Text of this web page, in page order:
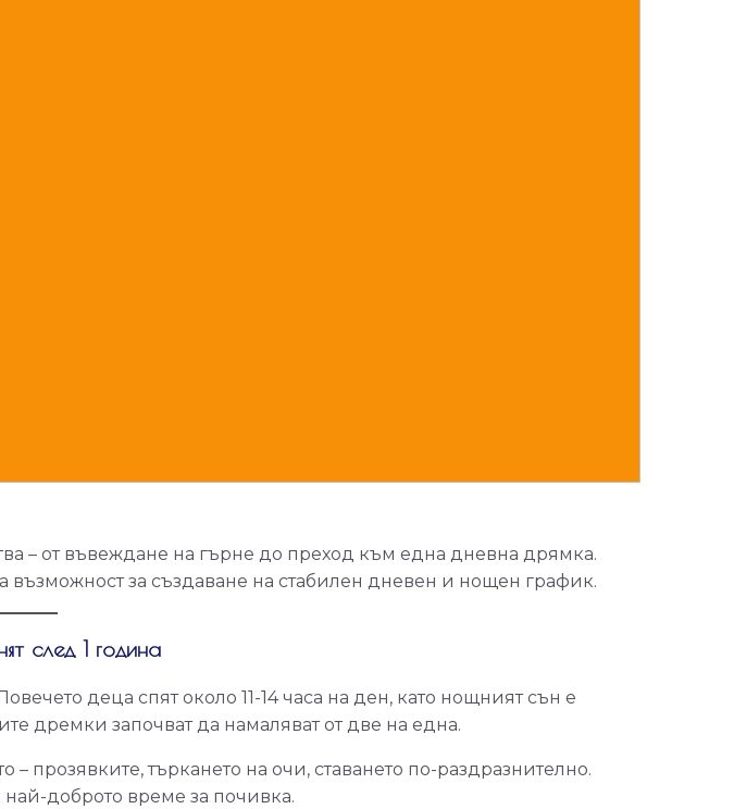
– от въвеждане на гърне до преход към една дневна дрямка.
за създаване на стабилен дневен и нощен график.
след 1 година
деца спят около 11-14 часа на ден, като нощният сън е
дремки започват да намаляват от две на една.
прозявките, търкането на очи, ставането по-раздразнително.
най-доброто време за почивка.